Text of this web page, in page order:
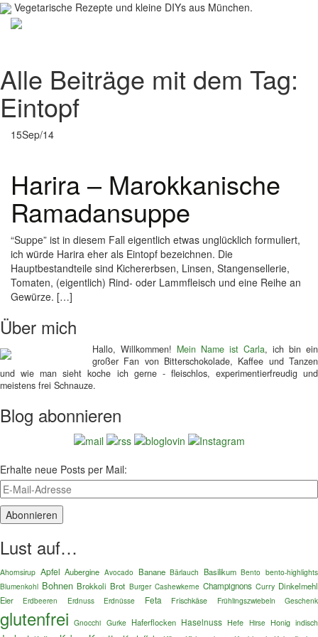
Vegetarische Rezepte und kleine DIYs aus München.
Alle Beiträge mit dem Tag:
Eintopf
15Sep/14
Harira – Marokkanische
Ramadansuppe
“Suppe” ist in diesem Fall eigentlich etwas unglücklich formuliert,
ich würde Harira eher als Eintopf bezeichnen. Die
Hauptbestandteile sind Kichererbsen, Linsen, Stangensellerie,
Tomaten, (eigentlich) Rind- oder Lammfleisch und eine Reihe an
Gewürze. […]
Über mich
Hallo, Willkommen! Mein Name ist Carla, ich bin ein
großer Fan von Bitterschokolade, Kaffee und Tanzen
und wie man sieht koche ich gerne - fleischlos, experimentierfreudig und
meistens frei Schnauze.
Blog abonnieren
Erhalte neue Posts per Mail:
Lust auf…
Ahornsirup Apfel Aubergine Avocado Banane Bärlauch Basilikum Bento bento-highlights
Blumenkohl Bohnen Brokkoli Brot Burger Cashewkerne Champignons Curry Dinkelmehl
Eier
Erdbeeren Erdnuss Erdnüsse Feta Frischkäse Frühlingszwiebeln Geschenk
glutenfrei Gnocchi Gurke Haferflocken Haselnuss Hefe Hirse Honig indisch